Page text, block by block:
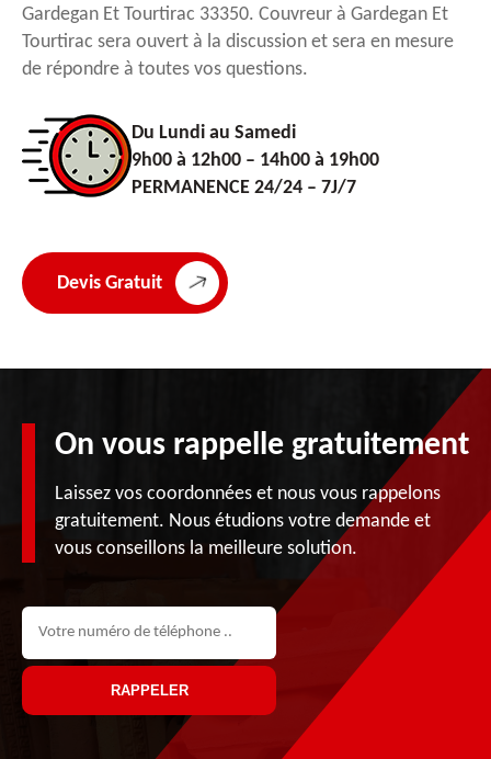
Gardegan Et Tourtirac 33350. Couvreur à Gardegan Et
Tourtirac sera ouvert à la discussion et sera en mesure
de répondre à toutes vos questions.
Du Lundi au Samedi
9h00 à 12h00 – 14h00 à 19h00
PERMANENCE 24/24 – 7J/7
Devis Gratuit
On vous rappelle gratuitement
Laissez vos coordonnées et nous vous rappelons
gratuitement. Nous étudions votre demande et
vous conseillons la meilleure solution.